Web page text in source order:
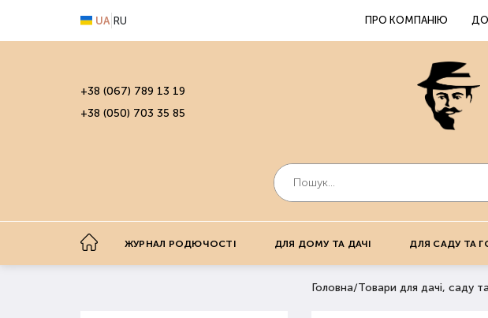
UA RU ПРО КОМПАНІЮ
+38 (067) 789 13 19
+38 (050) 703 35 85
ЖУРНАЛ РОДЮЧОСТІ ДЛЯ ДОМУ ТА ДАЧІ ДЛЯ САДУ ТА
Головна/Товари для дачі, саду